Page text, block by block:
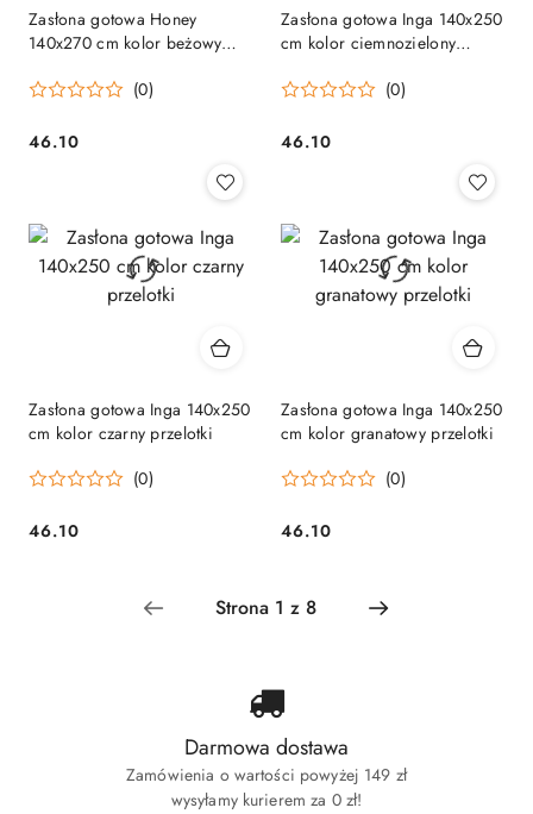
Zasłona gotowa Honey
140x270 cm kolor beżowy
(0)
Cena:
46.10
Zasłona gotowa Inga 140x250
cm kolor ciemnozielony
(0)
Cena:
46.10
Zasłona gotowa Inga 140x250
cm kolor czarny przelotki
(0)
Cena:
46.10
Zasłona gotowa Inga 140x250
cm kolor granatowy przelotki
(0)
Cena:
46.10
Darmowa dostawa
Zamówienia o wartości powyżej 149 zł
wysyłamy kurierem za 0 zł!